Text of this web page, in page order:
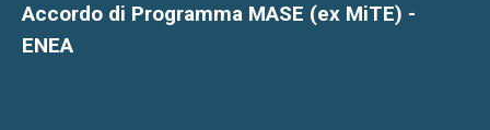
Accordo di Programma MASE (ex MiTE) -
ENEA